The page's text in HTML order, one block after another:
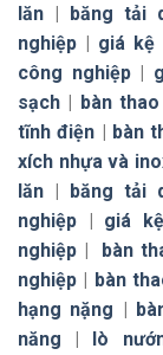
lăn | băng tải
nghiệp | giá kệ
công nghiệp|
sạch | bàn
tĩnh điện | bàn
xích nhựa và
lăn | băng tải
nghiệp | giá
nghiệp | bàn
nghiệp | bàn
hạng nặng |
năng | lò